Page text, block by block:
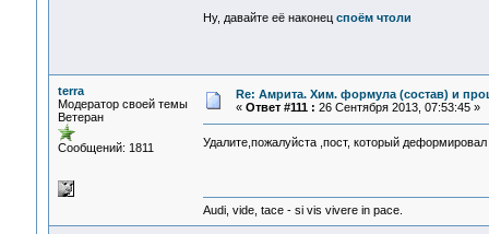
Ну, давайте её наконец споём чтоли
terra
Модератор своей темы
Ветеран
Сообщений: 1811
Re: Амрита. Хим. формула (состав) и
« Ответ #111 : 26 Сентября 2013, 07:53:45 »
Удалите,пожалуйста ,пост, который
Audi, vide, tace - si vis vivere in pace.